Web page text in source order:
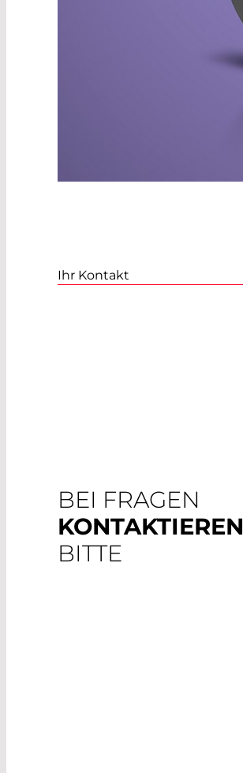
Ihr Kontakt
BEI FRAGEN
KONTAKTIEREN
BITTE